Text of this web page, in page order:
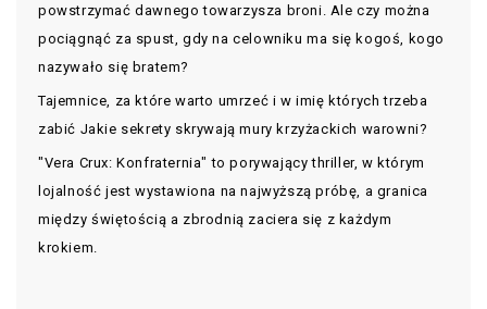
powstrzymać dawnego towarzysza broni. Ale czy można
pociągnąć za spust, gdy na celowniku ma się kogoś, kogo
nazywało się bratem?
Tajemnice, za które warto umrzeć i w imię których trzeba
zabić Jakie sekrety skrywają mury krzyżackich warowni?
"Vera Crux: Konfraternia" to porywający thriller, w którym
lojalność jest wystawiona na najwyższą próbę, a granica
między świętością a zbrodnią zaciera się z każdym
krokiem.